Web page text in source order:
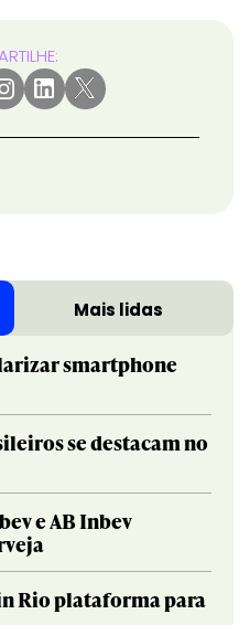
Mais lidas
smartphone
se destacam no
e AB Inbev
Rio plataforma para